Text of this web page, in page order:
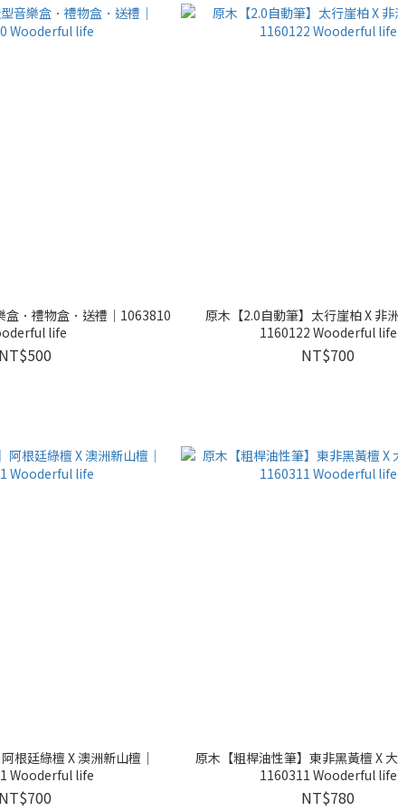
盒．禮物盒．送禮｜1063810
life
原木【2.0自動筆】太行崖柏 X 非
1160122 Wooderful life
NT$700
根廷綠檀 X 澳洲新山檀｜
Wooderful life
原木【粗桿油性筆】東非黑黃檀 X
1160311 Wooderful life
NT$780